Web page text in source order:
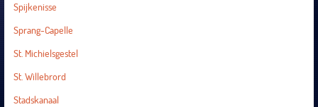
Spijkenisse
Sprang-Capelle
St. Michielsgestel
St. Willebrord
Stadskanaal